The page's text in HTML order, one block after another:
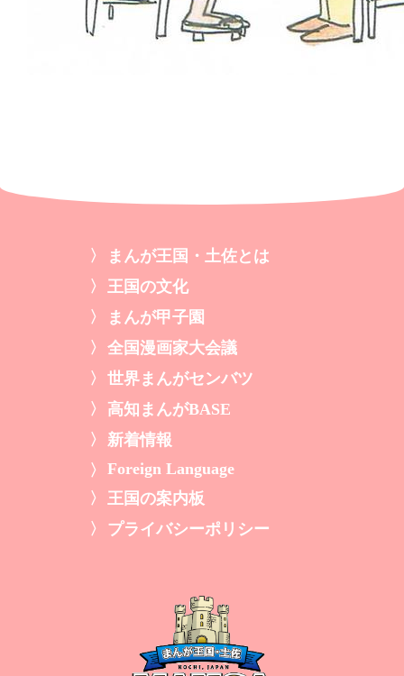
まんが王国・土佐とは
王国の文化
まんが甲子園
全国漫画家大会議
世界まんがセンバツ
高知まんがBASE
新着情報
Foreign Language
王国の案内板
プライバシーポリシー